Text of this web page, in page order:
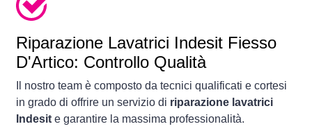
Riparazione Lavatrici Indesit Fiesso
D'Artico: Controllo Qualità
Il nostro team è composto da tecnici qualificati e cortesi
in grado di offrire un servizio di riparazione lavatrici
Indesit e garantire la massima professionalità.